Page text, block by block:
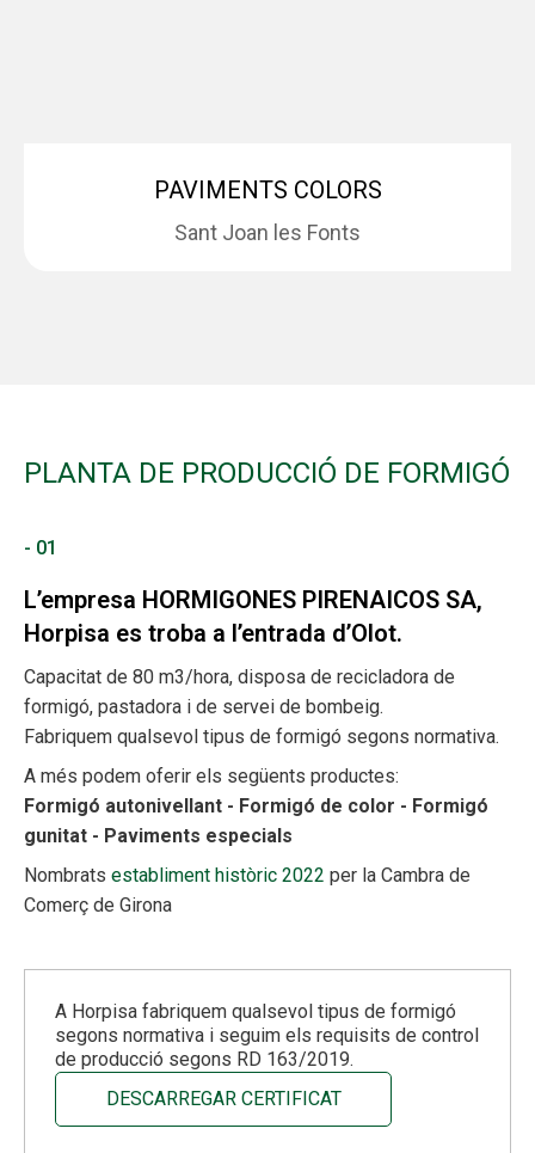
PAVIMENTS COLORS
Sant Joan les Fonts
PLANTA DE PRODUCCIÓ DE FORMIGÓ
- 01
L’empresa HORMIGONES PIRENAICOS SA,
Horpisa es troba a l’entrada d’Olot.
Capacitat de 80 m3/hora, disposa de recicladora de
formigó, pastadora i de servei de bombeig.
Fabriquem qualsevol tipus de formigó segons normativa.
A més podem oferir els següents productes:
Formigó autonivellant - Formigó de color - Formigó
gunitat - Paviments especials
Nombrats establiment històric 2022 per la Cambra de
Comerç de Girona
A Horpisa fabriquem qualsevol tipus de formigó
segons normativa i seguim els requisits de control
de producció segons RD 163/2019.
DESCARREGAR CERTIFICAT